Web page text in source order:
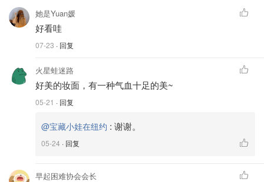
她是Yuan媛
好看哇
07-23 · 回复
火星蛙迷路
好美的妆面，有一种气血十足的美~
05-21 · 回复
@宝藏小娃在纽约 : 谢谢。
05-24 · 回复
早起困难协会会长